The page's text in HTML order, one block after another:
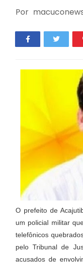
Por
O prefeito de
um policial militar
telefônicos
pelo Tribunal de
acusados de